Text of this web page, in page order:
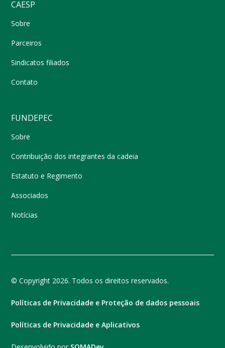
CAESP
Sobre
Parceiros
Sindicatos filiados
Contato
FUNDEPEC
Sobre
Contribuição dos integrantes da cadeia
Estatuto e Regimento
Associados
Notícias
© Copyright 2026. Todos os direitos reservados.
Políticas de Privacidade e Proteção de dados pessoais
Políticas de Privacidade e Aplicativos